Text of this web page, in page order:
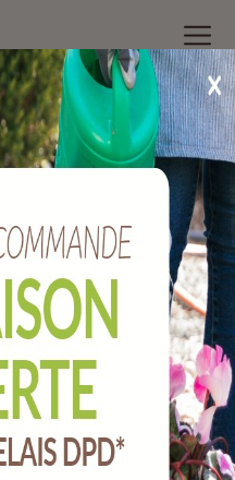
et ménage /Balai /Lave pont
manche